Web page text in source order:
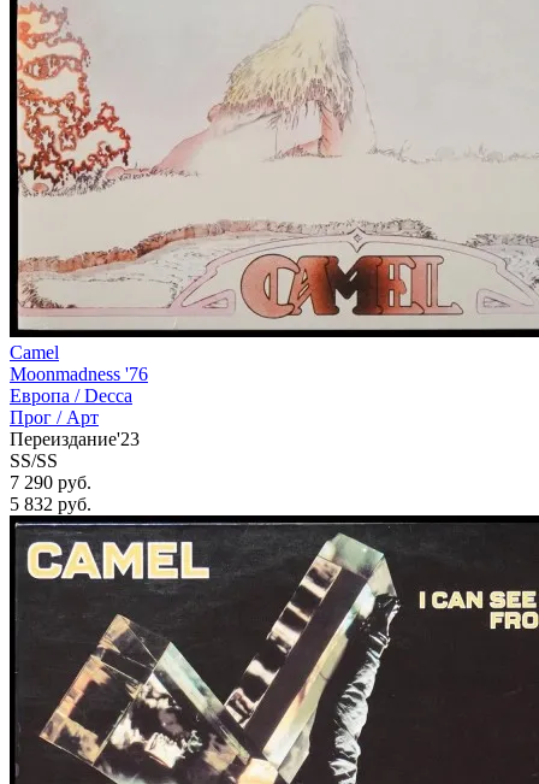
Camel
Moonmadness '76
Европа /Decca
Прог / Арт
Переиздание'23
SS/SS
7 290 руб.
5 832 руб.